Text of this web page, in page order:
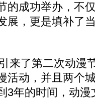
的成功举办，不
展，更是填补了
了第二次动漫
活动，并且两个
3年的时间，动